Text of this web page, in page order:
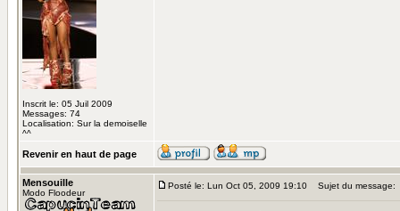
Inscrit le: 05 Juil 2009
Messages: 74
Localisation: Sur la demoiselle
^^
Revenir en haut de page
Mensouille
Modo Floodeur
Posté le: Lun Oct 05, 2009 19:10 Sujet du message: